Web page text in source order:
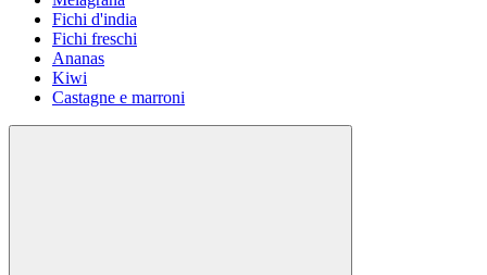
Fichi d'india
Fichi freschi
Ananas
Kiwi
Castagne e marroni